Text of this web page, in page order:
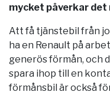
mycket påverkar det
Att få tjänstebil från
ha en Renault på
generös förmån, och
spara ihop till en
förmånsbil är också